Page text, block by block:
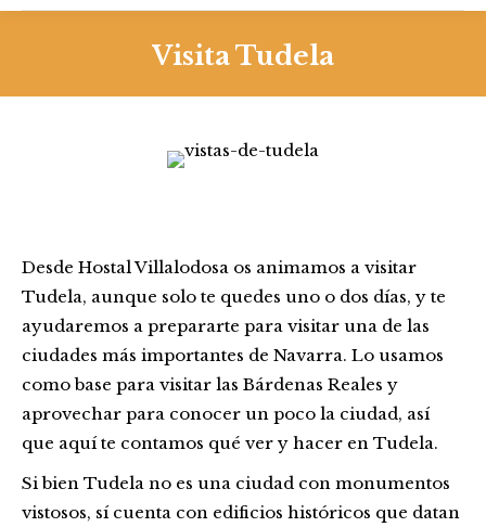
Visita Tudela
Desde Hostal Villalodosa os animamos a visitar
Tudela, aunque solo te quedes uno o dos días, y te
ayudaremos a prepararte para visitar una de las
ciudades más importantes de Navarra. Lo usamos
como base para visitar las Bárdenas Reales y
aprovechar para conocer un poco la ciudad, así
que aquí te contamos qué ver y hacer en Tudela.
Si bien Tudela no es una ciudad con monumentos
vistosos, sí cuenta con edificios históricos que datan